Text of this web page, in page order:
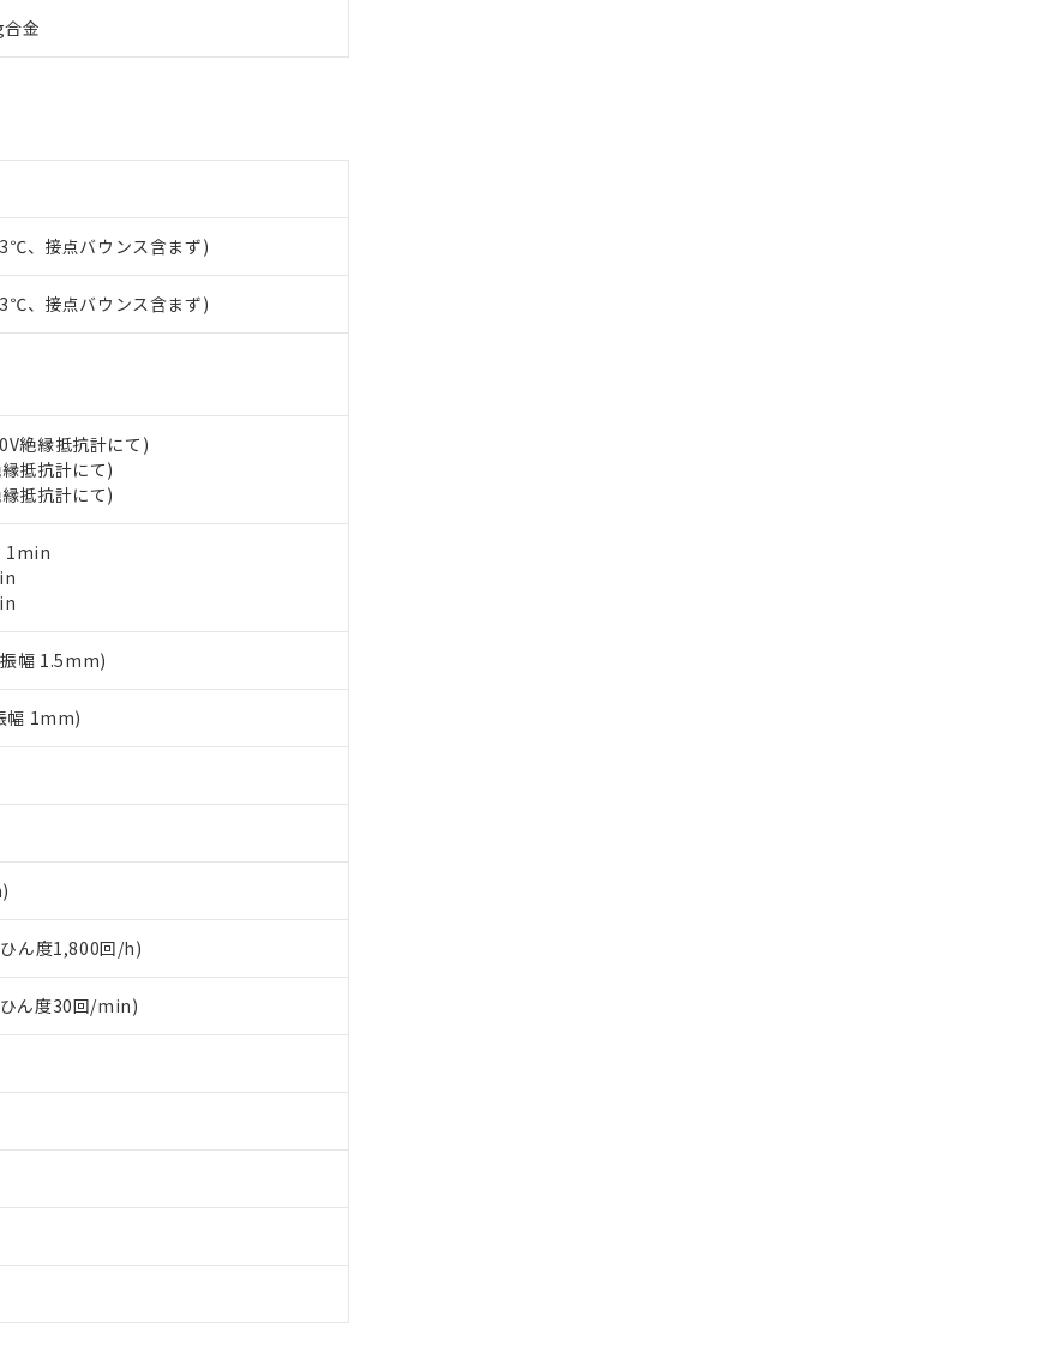
金
、接点バウンス含まず)
、接点バウンス含まず)
絶縁抵抗計にて)
抵抗計にて)
抵抗計にて)
1min
幅 1.5mm)
幅 1mm)
ん度1,800回/h)
ん度30回/min)
社制御機器事業取扱商品の当社在庫状況および標準価格(税抜)を提供させていただ
ください。
売店や当社販売拠点は「販売ネットワーク
価格結果を当社の事前の承諾なく第三者に漏洩または開示しないようお願いしま
品リスト作成サービス）をご利用いただくには、I-Webメンバーズにご登録され
ービスに関するお客様との取引・商談に必要な範囲で利用することをご了承くだ
とは、"個人情報の共同利用に関して"
の「1.共同利用者の範囲」に記載されて
。
1000ppm以下、 カドミウム(Cd) 100ppm以下、
、ポリ臭化ビフェニル類(PBB) 1000ppm以下、ポリ臭化ジフェニルエーテル類(PBDE) 1000ppm以下、
どにより、予定月が前後することがあります。
ロード
ンロードすることができます。
の非含有証明書
当社基準）
非含有を証明するもので、過去に遡って非含有を証明するものではありません。
酸エステル類４物質の対応では、対応完了までの期間は出荷製品に未対応品が
対応日を記載しておりました。
在庫切替を完了していることから、特段のことがない限り、2022年1月12日よ
社販売部門へお問い合わせください。
キシル)) : 1000ppm
質）のすべてが基準値以下であることを示します。
下において有害物質が外部に漏えいし、環境に深刻な影響を及ぼさない年数を意
販売部門へお問い合わせください。
社製品のうち、外国為替および外国貿易法に定める商品（以下｢規制貨物等」とい
第三者に販売する場合は、上記1、2および3の内容を当該第三者に通知します。
および販売に係わる関係者が違法に輸出するおそれがある場合は、取り引きをい
ないが在庫あり
在庫状況については、お客様のお取引先、またはお客様担当のオムロン制御
社販売員にご確認ください)
また在庫状況の情報を公開していない機種